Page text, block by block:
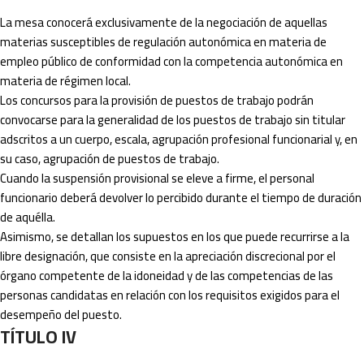
La mesa conocerá exclusivamente de la negociación de aquellas
materias susceptibles de regulación autonómica en materia de
empleo público de conformidad con la competencia autonómica en
materia de régimen local.
Los concursos para la provisión de puestos de trabajo podrán
convocarse para la generalidad de los puestos de trabajo sin titular
adscritos a un cuerpo, escala, agrupación profesional funcionarial y, en
su caso, agrupación de puestos de trabajo.
Cuando la suspensión provisional se eleve a firme, el personal
funcionario deberá devolver lo percibido durante el tiempo de duración
de aquélla.
Asimismo, se detallan los supuestos en los que puede recurrirse a la
libre designación, que consiste en la apreciación discrecional por el
órgano competente de la idoneidad y de las competencias de las
personas candidatas en relación con los requisitos exigidos para el
desempeño del puesto.
TÍTULO IV